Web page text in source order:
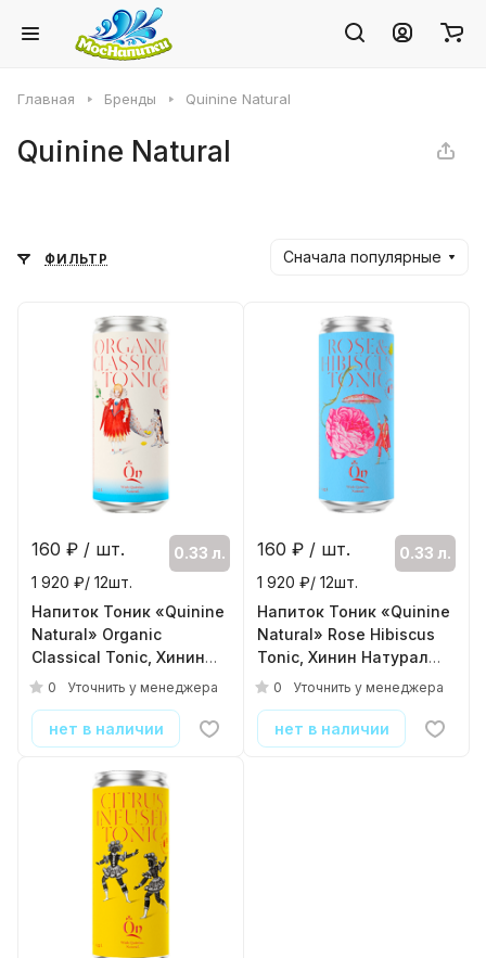
Главная Бренды Quinine Natural
Quinine Natural
ФИЛЬТР Сначала популярные
160 ₽ / шт.
0.33 л.
1 920 ₽/ 12шт.
Напиток Тоник «Quinine
Natural» Organic
Classical Tonic, Хинин
Натурал Органик
( 12шт./уп. )
0 Уточнить у менеджера
нет в наличии
160 ₽ / шт.
0.33 л.
1 920 ₽/ 12шт.
Напиток Тоник «Quinine
Natural» Rose Hibiscus
Tonic, Хинин Натурал
Роза Гибискус, 0.33л,
( 12шт./уп. )
0 Уточнить у менеджера
нет в наличии